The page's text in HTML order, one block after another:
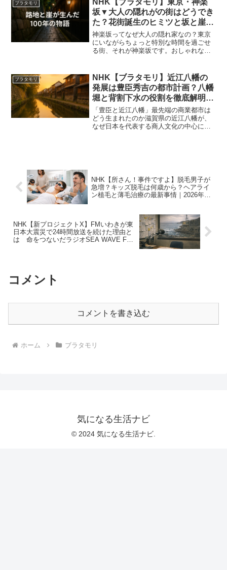
美しいのか」「人は...
ブラタモリ
坂▼大人の隠れがの街はどうでき
た？花街誕生のヒミツと坂と崖が
育んだ歴史｜2025年9月27日放送
★
神楽坂ってなぜ大人の隠れ家なの？東京
にいながらちょっと特別な時間を過ごせ
る街、それが神楽坂です。おしゃれな路
ア。でも、なぜこの街がそんな独特の雰
囲気を持つようになったので...
ブラタモリ
NHK【ブラタモリ】近江八幡の
発展は豊臣秀吉の都市計画？八幡
堀と背割下水の役割を徹底解明｜
2025年12月6日
「豊臣と近江八幡」最先端の商業都市は
どう生まれたのか滋賀県の近江八幡が、
なぜ日本を代表する商人文化の中心にな
NHK【所さん！事件ですよ】脱毛男子が
急増？キッズ脱毛は何歳から？ヘアライ
ン植毛と薄毛治療の最新事情｜2026年3
NHK【新プロジェクトX】FMいわきが東
日本大震災で24時間放送を続けた理由と
は 命をつないだラジオSEA WAVE FM
コメント
コメントを書き込む
ホーム ブラタモリ
気になる生活ナビ
© 2024 気になる生活ナビ.